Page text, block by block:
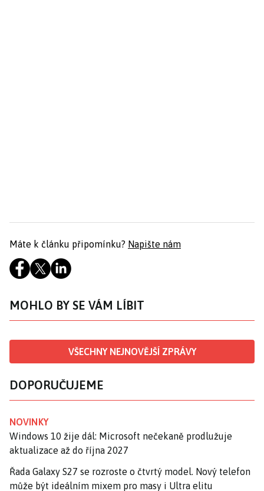
Máte k článku připomínku? Napište nám
MOHLO BY SE VÁM LÍBIT
VŠECHNY NEJNOVĚJŠÍ ZPRÁVY
DOPORUČUJEME
NOVINKY
Windows 10 žije dál: Microsoft nečekaně prodlužuje
aktualizace až do října 2027
Řada Galaxy S27 se rozroste o čtvrtý model. Nový telefon
může být ideálním mixem pro masy i Ultra elitu